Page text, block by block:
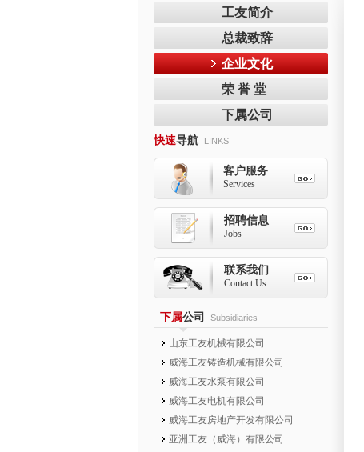
工友简介
总裁致辞
企业文化
荣 誉 堂
下属公司
快速导航 LINKS
客户服务
Services
招聘信息
Jobs
联系我们
Contact Us
下属公司 Subsidiaries
山东工友机械有限公司
威海工友铸造机械有限公司
威海工友水泵有限公司
威海工友电机有限公司
威海工友房地产开发有限公司
亚洲工友（威海）有限公司